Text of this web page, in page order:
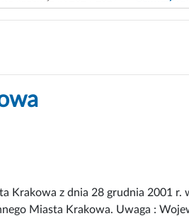
Krakowa z dnia 28 grudnia 2001
Miasta Krakowa. Uwaga :